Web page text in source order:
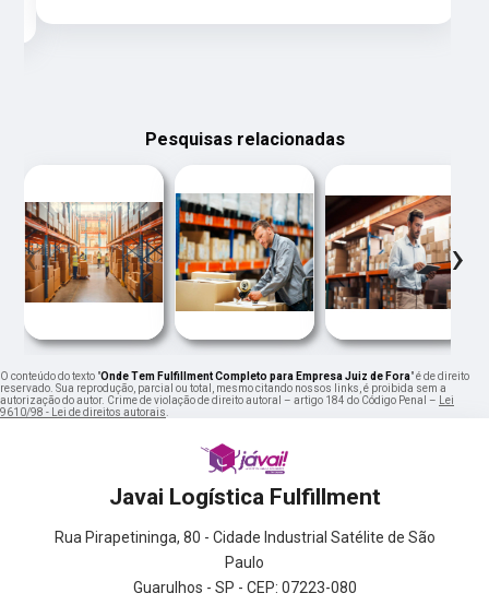
Pesquisas relacionadas
‹ ›
O conteúdo do texto "Onde Tem Fulfillment Completo para Empresa Juiz de Fora" é de direito
reservado. Sua reprodução, parcial ou total, mesmo citando nossos links, é proibida sem a
autorização do autor. Crime de violação de direito autoral – artigo 184 do Código Penal –
Lei
9610/98 - Lei de direitos autorais
Javai Logística Fulfillment
Rua Pirapetininga, 80 - Cidade Industrial Satélite de São
Paulo
Guarulhos - SP - CEP: 07223-080